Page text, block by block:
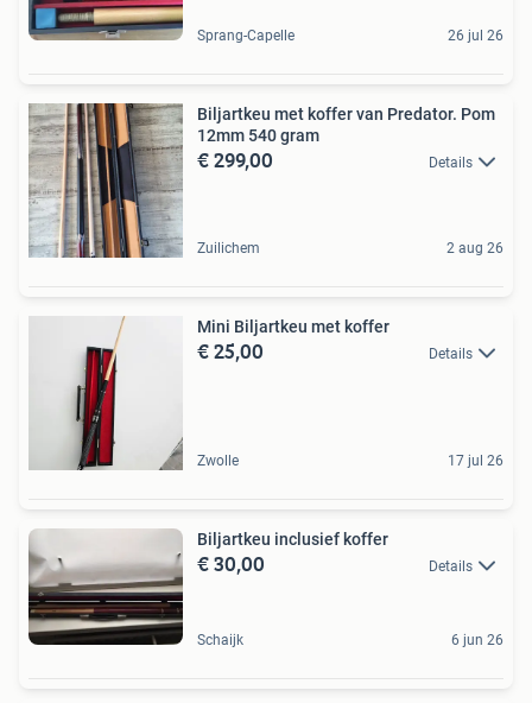
Sprang-Capelle 26 jul 26
Biljartkeu met koffer van Predator. Pom
12mm 540 gram
€ 299,00 Details
Zuilichem 2 aug 26
Mini Biljartkeu met koffer
€ 25,00 Details
Zwolle 17 jul 26
Biljartkeu inclusief koffer
€ 30,00 Details
Schaijk 6 jun 26